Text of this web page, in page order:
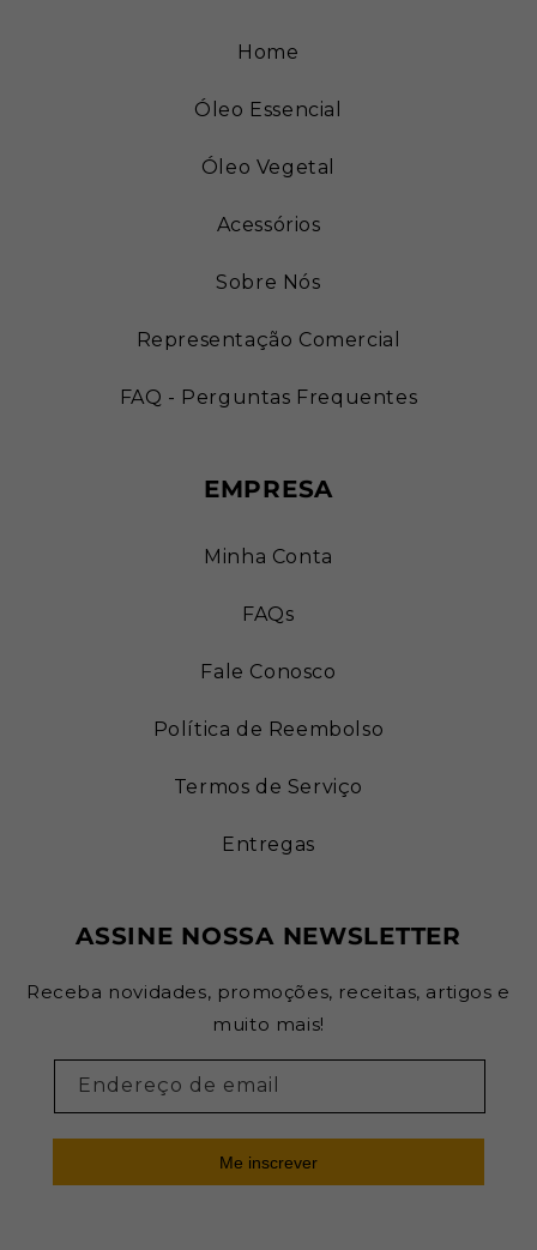
Home
Óleo Essencial
Óleo Vegetal
Acessórios
Sobre Nós
Representação Comercial
FAQ - Perguntas Frequentes
EMPRESA
Minha Conta
FAQs
Fale Conosco
Política de Reembolso
Termos de Serviço
Entregas
ASSINE NOSSA NEWSLETTER
Receba novidades, promoções, receitas, artigos e
muito mais!
Endereço de email
Me inscrever